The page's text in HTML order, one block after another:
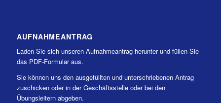
AUFNAHMEANTRAG
Laden Sie sich unseren Aufnahmeantrag herunter und füllen Sie
das PDF-Formular aus.
Sie können uns den ausgefüllten und unterschriebenen Antrag
zuschicken oder in der Geschäftsstelle oder bei den
Übungsleitern abgeben.